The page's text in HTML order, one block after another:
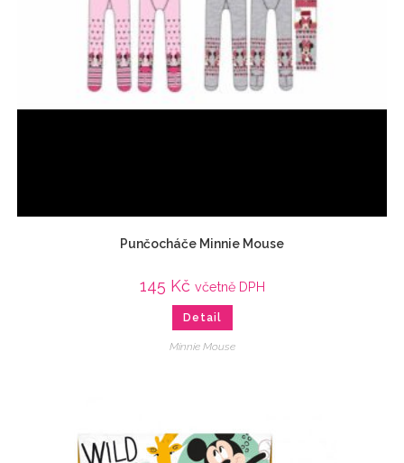
Punčocháče Minnie Mouse
145 Kč včetně DPH
Detail
Minnie Mouse